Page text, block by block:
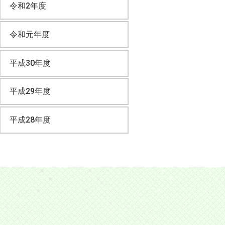
令和2年度
令和元年度
平成30年度
平成29年度
平成28年度